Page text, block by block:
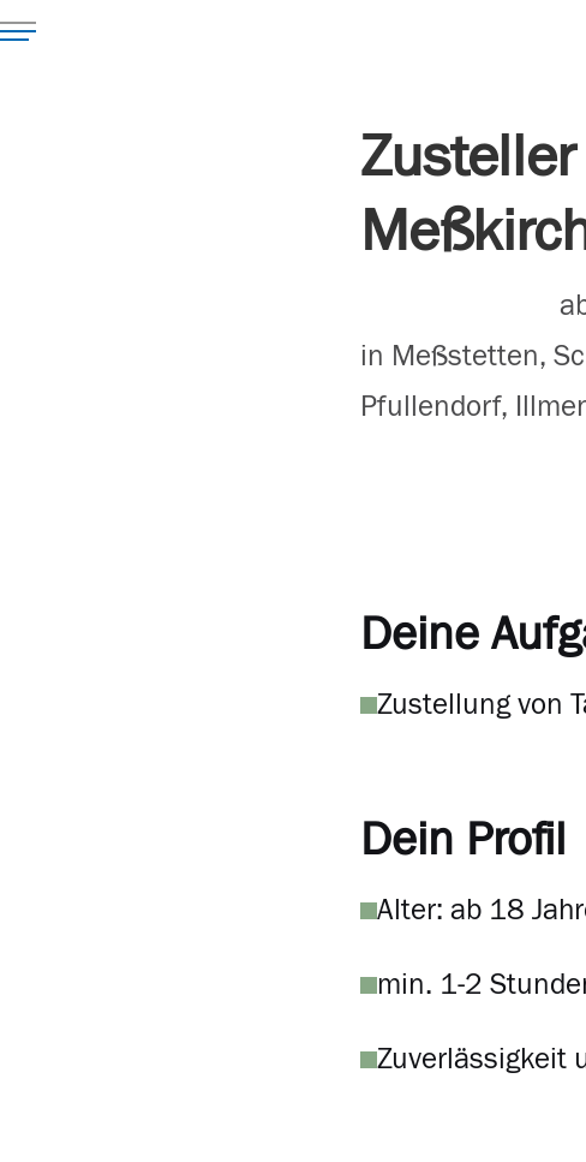
in Meßstetten,
Pfullendorf,
Deine
Zustellung von
Dein Profil
Alter: ab 18
min. 1-2
Zuverlässigkeit